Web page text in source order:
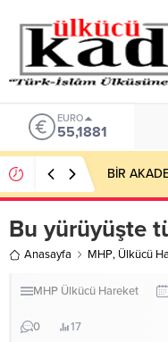
ALTIN
6.660,55
Ovaköy
Bu yürüyüşte
Anasayfa MHP, Ülkücü
MHP Ülkücü Hareket
0 17